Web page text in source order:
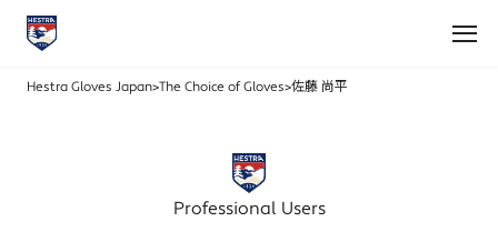
Hestra Gloves Japan>The Choice of Gloves>佐藤 尚平
Professional Users